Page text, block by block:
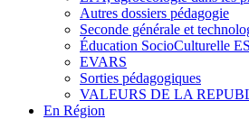
Autres dossiers pédagogie
Seconde générale et
Éducation SocioCulturelle
EVARS
Sorties pédagogiques
VALEURS DE LA
En Région